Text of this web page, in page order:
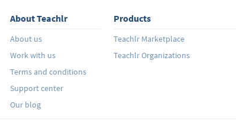
About Teachlr
About us
Work with us
Terms and conditions
Support center
Our blog
Products
Teachlr Marketplace
Teachlr Organizations